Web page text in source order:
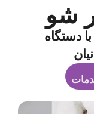
شو
دستگاه